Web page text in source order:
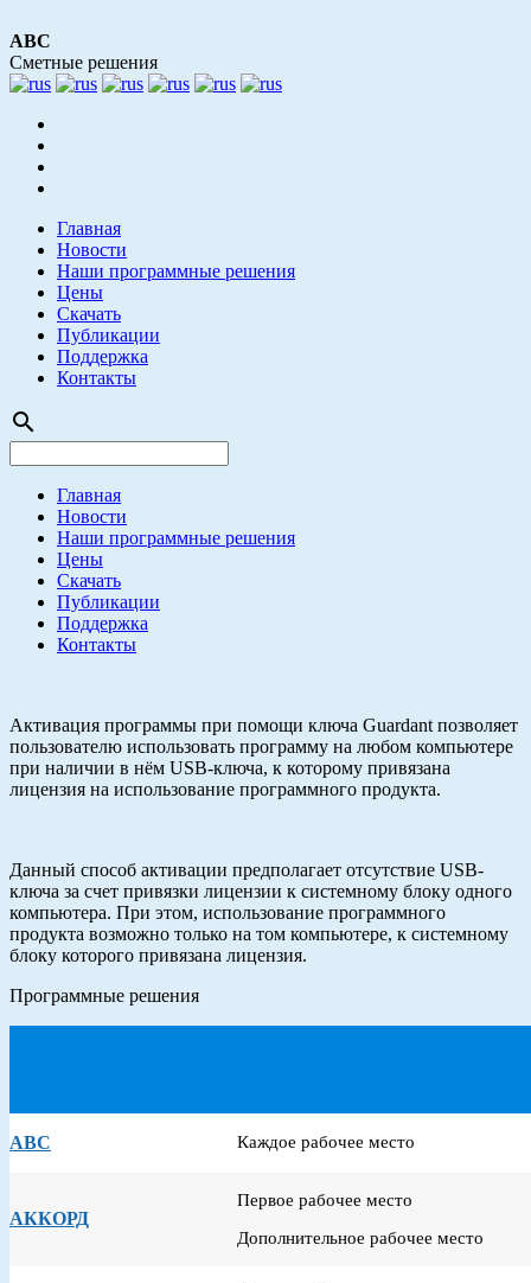
АВС
Сметные решения
Главная
Новости
Наши программные решения
Цены
Скачать
Публикации
Поддержка
Контакты
search
Главная
Новости
Наши программные решения
Цены
Скачать
Публикации
Поддержка
Контакты
Активация программы при помощи ключа Guardant позволяет
пользователю использовать программу на любом компьютере
при наличии в нём USB-ключа, к которому привязана
лицензия на использование программного продукта.
Данный способ активации предполагает отсутствие USB-
ключа за счет привязки лицензии к системному блоку одного
компьютера. При этом, использование программного
продукта возможно только на том компьютере, к системному
блоку которого привязана лицензия.
Программные решения
АВС Каждое рабочее место
АККОРД
Первое рабочее место
Дополнительное рабочее место